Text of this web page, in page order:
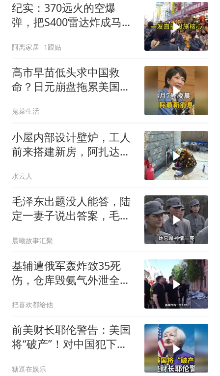
纪实：370远火的空爆
弹，把S400雷达炸成马蜂
了
阿离家居 1跟贴
高市早苗低头求中国救
命？日元崩盘拖累美国下
鬼菜生活
小屋内部设计壁炉，工人
前来搭建新房，阿扎达思
水云人
毛泽东出题没人能答，陆
定一妻子说出答案，毛主
晨曦故事汇聚
基辅遭俄军轰炸致35死
伤，仓库毁氨气外泄全城
把喜欢都给他
前美财长耶伦警告：美国
将“破产”！对中国犯下两
糖逗在娱乐